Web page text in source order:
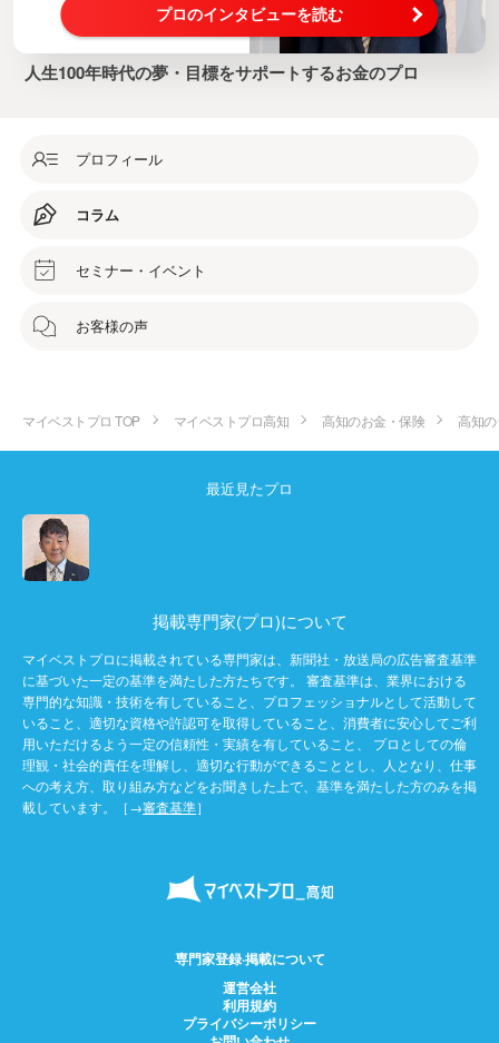
プロのインタビューを読む
人生100年時代の夢・目標をサポートするお金のプロ
プロフィール
コラム
セミナー・イベント
お客様の声
マイベストプロ TOP マイベストプロ高知 高知のお金・保険 高知
最近見たプロ
掲載専門家(プロ)について
マイベストプロに掲載されている専門家は、新聞社・放送局の広告審査基準
に基づいた一定の基準を満たした方たちです。 審査基準は、業界における
専門的な知識・技術を有していること、プロフェッショナルとして活動して
いること、適切な資格や許認可を取得していること、消費者に安心してご利
用いただけるよう一定の信頼性・実績を有していること、 プロとしての倫
理観・社会的責任を理解し、適切な行動ができることとし、人となり、仕事
への考え方、取り組み方などをお聞きした上で、基準を満たした方のみを掲
載しています。［→審査基準］
専門家登録·掲載について
運営会社
利用規約
プライバシーポリシー